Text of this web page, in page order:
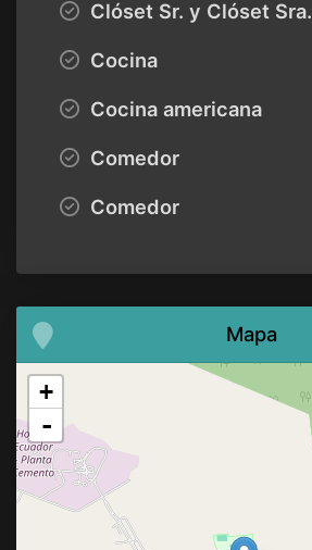
Clóset Sr. y Clóset Sra.
Cocina
Cocina americana
Comedor
Comedor
Mapa
+
-